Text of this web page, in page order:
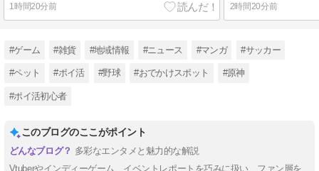
1時間20分前 2時間20分前
#ゲーム #雑貨 #地域情報 #ニュース #マンガ #サッカー
#ペット #ポイ活 #野球 #おでかけスポット #原神
#ポイ活初心者
このブログのここがポイント
多彩なエンタメと魅力的な解説
Vtuberやインディーゲーム、イベントレポートを巧みに扱い、ファン層を